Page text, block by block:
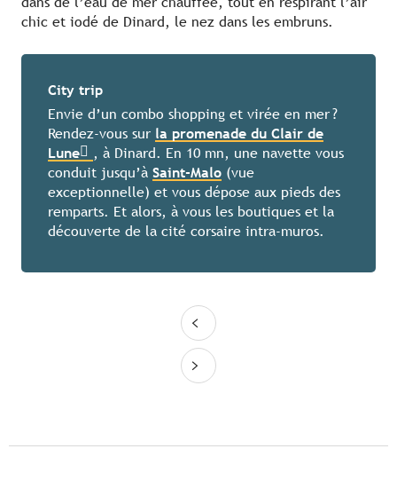
chic et iodé de Dinard, le nez dans les embruns.
City trip
Envie d’un combo shopping et virée en mer ?
Rendez-vous sur la promenade du Clair de
Lune
, à Dinard. En 10 mn, une navette vous
conduit jusqu’à Saint-Malo (vue
exceptionnelle) et vous dépose aux pieds des
remparts. Et alors, à vous les boutiques et la
découverte de la cité corsaire intra-muros.